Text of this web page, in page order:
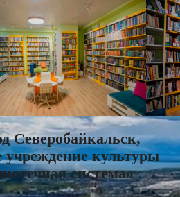
Северобайкальск,
культуры
система»